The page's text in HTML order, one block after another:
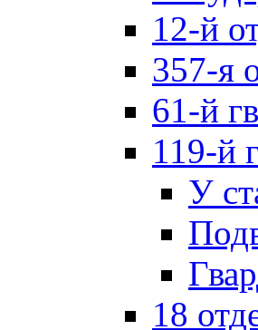
12-й
357-я
61-й
119-й
У
18